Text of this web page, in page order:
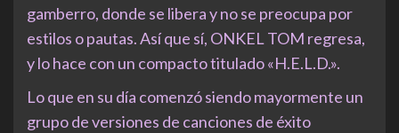
gamberro, donde se libera y no se preocupa por
estilos o pautas. Así que sí, ONKEL TOM regresa,
y lo hace con un compacto titulado «H.E.L.D.».
Lo que en su día comenzó siendo mayormente un
grupo de versiones de canciones de éxito